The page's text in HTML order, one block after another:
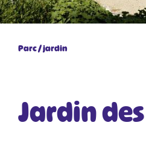
Parc / jardin
Jardin